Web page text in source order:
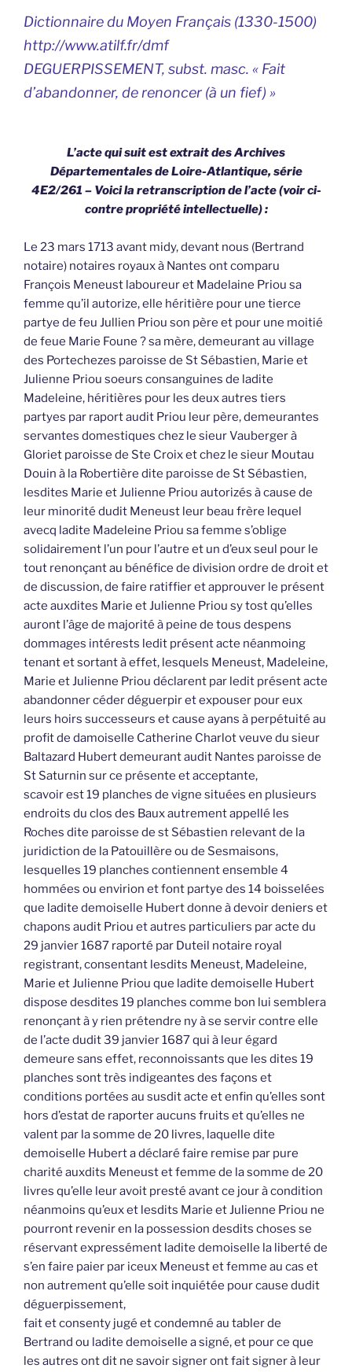
Dictionnaire du Moyen Français (1330-1500)
http://www.atilf.fr/dmf
DEGUERPISSEMENT, subst. masc. « Fait
d’abandonner, de renoncer (à un fief) »
L’acte qui suit est extrait des Archives
Départementales de Loire-Atlantique, série
4E2/261 – Voici la retranscription de l’acte (voir ci-
contre propriété intellectuelle) :
Le 23 mars 1713 avant midy, devant nous (Bertrand
notaire) notaires royaux à Nantes ont comparu
François Meneust laboureur et Madelaine Priou sa
femme qu’il autorize, elle héritière pour une tierce
partye de feu Jullien Priou son père et pour une moitié
de feue Marie Foune ? sa mère, demeurant au village
des Portechezes paroisse de St Sébastien, Marie et
Julienne Priou soeurs consanguines de ladite
Madeleine, héritières pour les deux autres tiers
partyes par raport audit Priou leur père, demeurantes
servantes domestiques chez le sieur Vauberger à
Gloriet paroisse de Ste Croix et chez le sieur Moutau
Douin à la Robertière dite paroisse de St Sébastien,
lesdites Marie et Julienne Priou autorizés à cause de
leur minorité dudit Meneust leur beau frère lequel
avecq ladite Madeleine Priou sa femme s’oblige
solidairement l’un pour l’autre et un d’eux seul pour le
tout renonçant au bénéfice de division ordre de droit et
de discussion, de faire ratiffier et approuver le présent
acte auxdites Marie et Julienne Priou sy tost qu’elles
auront l’âge de majorité à peine de tous despens
dommages intérests ledit présent acte néanmoing
tenant et sortant à effet, lesquels Meneust, Madeleine,
Marie et Julienne Priou déclarent par ledit présent acte
abandonner céder déguerpir et expouser pour eux
leurs hoirs successeurs et cause ayans à perpétuité au
profit de damoiselle Catherine Charlot veuve du sieur
Baltazard Hubert demeurant audit Nantes paroisse de
St Saturnin sur ce présente et acceptante,
scavoir est 19 planches de vigne situées en plusieurs
endroits du clos des Baux autrement appellé les
Roches dite paroisse de st Sébastien relevant de la
juridiction de la Patouillère ou de Sesmaisons,
lesquelles 19 planches contiennent ensemble 4
hommées ou envirion et font partye des 14 boisselées
que ladite demoiselle Hubert donne à devoir deniers et
chapons audit Priou et autres particuliers par acte du
29 janvier 1687 raporté par Duteil notaire royal
registrant, consentant lesdits Meneust, Madeleine,
Marie et Julienne Priou que ladite demoiselle Hubert
dispose desdites 19 planches comme bon lui semblera
renonçant à y rien prétendre ny à se servir contre elle
de l’acte dudit 39 janvier 1687 qui à leur égard
demeure sans effet, reconnoissants que les dites 19
planches sont très indigeantes des façons et
conditions portées au susdit acte et enfin qu’elles sont
hors d’estat de raporter aucuns fruits et qu’elles ne
valent par la somme de 20 livres, laquelle dite
demoiselle Hubert a déclaré faire remise par pure
charité auxdits Meneust et femme de la somme de 20
livres qu’elle leur avoit presté avant ce jour à condition
néanmoins qu’eux et lesdits Marie et Julienne Priou ne
pourront revenir en la possession desdits choses se
réservant expressément ladite demoiselle la liberté de
s’en faire paier par iceux Meneust et femme au cas et
non autrement qu’elle soit inquiétée pour cause dudit
déguerpissement,
fait et consenty jugé et condemné au tabler de
Bertrand ou ladite demoiselle a signé, et pour ce que
les autres ont dit ne savoir signer ont fait signer à leur